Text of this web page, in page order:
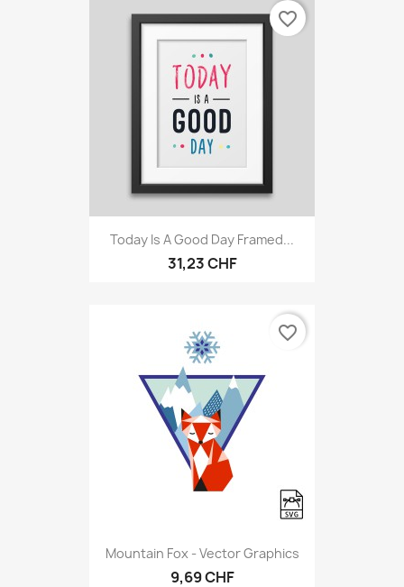
Today Is A Good Day Framed...
31,23 CHF
favorite_border
Mountain Fox - Vector Graphics
9,69 CHF
favorite_border